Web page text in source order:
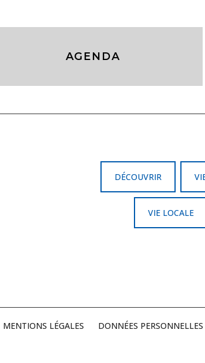
AGENDA
DÉCOUVRIR
VIE LOCALE
MENTIONS LÉGALES DONNÉES